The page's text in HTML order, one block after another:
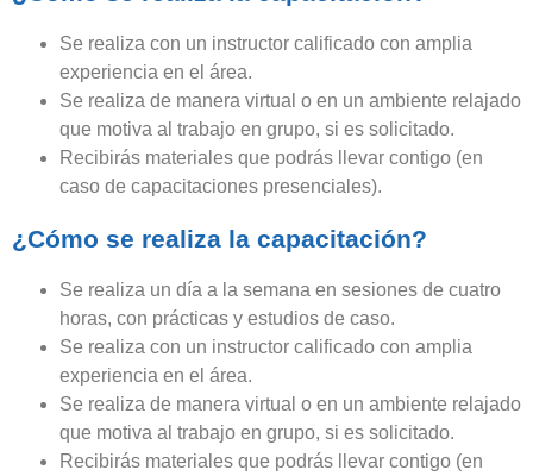
Se realiza con un instructor calificado con amplia
experiencia en el área.
Se realiza de manera virtual o en un ambiente relajado
que motiva al trabajo en grupo, si es solicitado.
Recibirás materiales que podrás llevar contigo (en
caso de capacitaciones presenciales).
¿Cómo se realiza la capacitación?
Se realiza un día a la semana en sesiones de cuatro
horas, con prácticas y estudios de caso.
Se realiza con un instructor calificado con amplia
experiencia en el área.
Se realiza de manera virtual o en un ambiente relajado
que motiva al trabajo en grupo, si es solicitado.
Recibirás materiales que podrás llevar contigo (en